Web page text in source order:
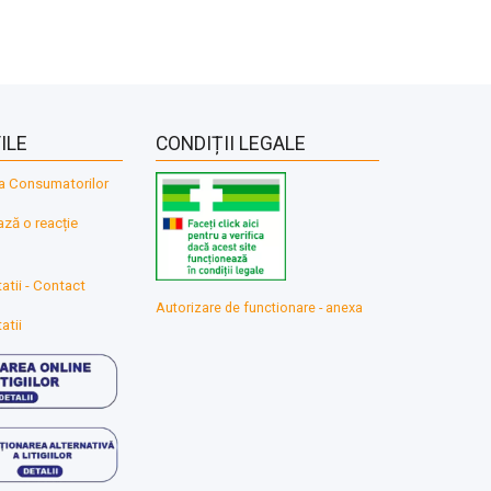
Consumatorilor
o reacție
- Contact
CONDIȚII LEGALE
Autorizare de functionare - anexa